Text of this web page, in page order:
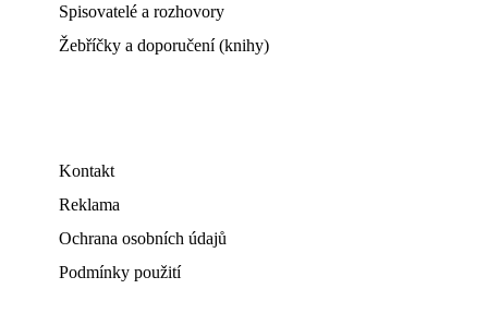
Spisovatelé a rozhovory
Žebříčky a doporučení (knihy)
Kontakt
Reklama
Ochrana osobních údajů
Podmínky použití